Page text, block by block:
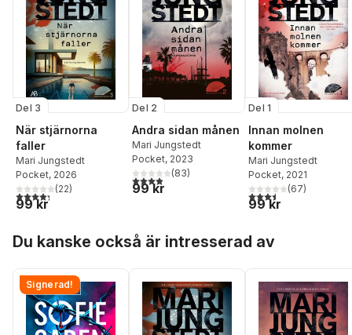
Del 3
När stjärnorna
faller
Mari Jungstedt
Pocket, 2026
4,3utav 5 stjärnor. Totalt antal röster:
(22)
99 kr
Del 2
Andra sidan månen
Mari Jungstedt
Pocket, 2023
3,9utav 5 stjärnor. Totalt antal röster:
(83)
99 kr
Del 1
Innan molnen
kommer
Mari Jungstedt
Pocket, 2021
3,5utav 5 stjärnor.
(67)
99 kr
Du kanske också är intresserad av
Signerad!